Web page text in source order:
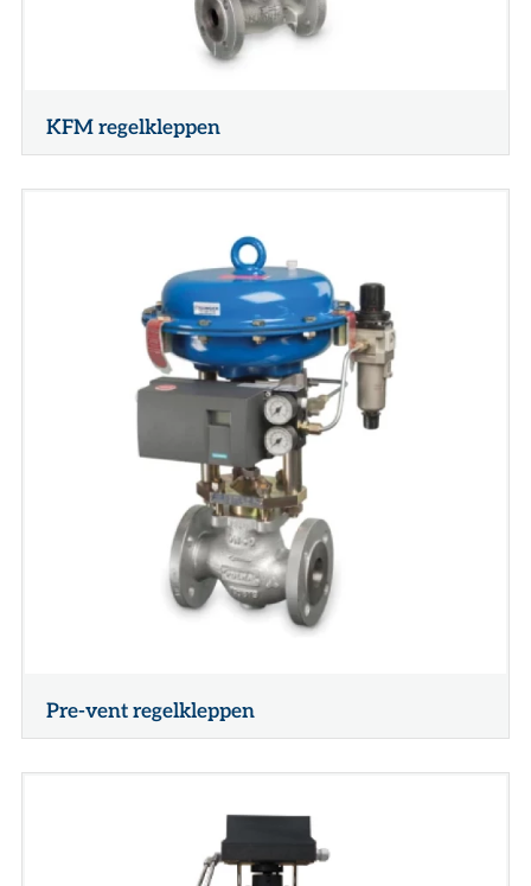
KFM regelkleppen
Pre-vent regelkleppen